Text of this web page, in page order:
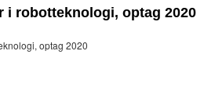
i robotteknologi, optag 2020
optag 2020